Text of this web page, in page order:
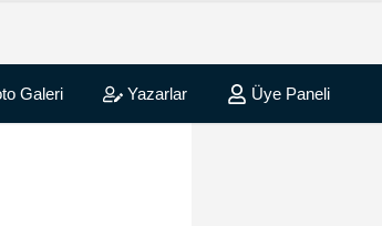
Galeri Yazarlar Üye Paneli